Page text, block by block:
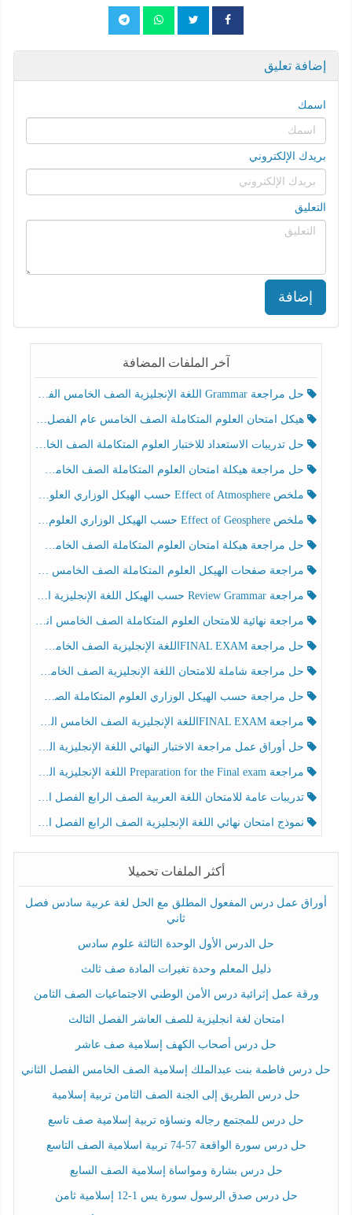
إضافة تعليق
اسمك
بريدك الإلكتروني
التعليق
إضافة
آخر الملفات المضافة
حل مراجعة Grammar اللغة الإنجليزية الصف الخامس الفصل الثالث
هيكل امتحان العلوم المتكاملة الصف الخامس عام الفصل الدراسي الثالث 2025-2026
حل تدريبات الاستعداد للاختبار العلوم المتكاملة الصف الخامس عام الفصل الثالث
حل مراجعة هيكلة امتحان العلوم المتكاملة الصف الخامس انسبير الفصل الثالث
ملخص Effect of Atmosphere حسب الهيكل الوزاري العلوم المتكاملة الصف الخامس انسبير الفصل الثالث
ملخص Effect of Geosphere حسب الهيكل الوزاري العلوم المتكاملة الصف الخامس انسبير الفصل الثالث
حل مراجعة هيكلة امتحان العلوم المتكاملة الصف الخامس عام الفصل الثالث
مراجعة صفحات الهيكل العلوم المتكاملة الصف الخامس انسبير الفصل الثالث
مراجعة Review Grammar حسب الهيكل اللغة الإنجليزية الصف الخامس الفصل الثالث
مراجعة نهائية للامتحان العلوم المتكاملة الصف الخامس انسبير الفصل الثالث
حل مراجعة FINAL EXAMاللغة الإنجليزية الصف الخامس الفصل الثالث
حل مراجعة شاملة للامتحان اللغة الإنجليزية الصف الخامس الفصل الثالث
حل مراجعة حسب الهيكل الوزاري العلوم المتكاملة الصف الخامس عام الفصل الثالث
مراجعة FINAL EXAMاللغة الإنجليزية الصف الخامس الفصل الثالث
حل أوراق عمل مراجعة الاختبار النهائي اللغة الإنجليزية الصف الرابع الفصل الثالث
مراجعة Preparation for the Final exam اللغة الإنجليزية الصف الرابع الفصل الثالث
تدريبات عامة للامتحان اللغة العربية الصف الرابع الفصل الثالث
نموذج امتحان نهائي اللغة الإنجليزية الصف الرابع الفصل الثالث
أكثر الملفات تحميلا
أوراق عمل درس المفعول المطلق مع الحل لغة عربية سادس فصل
ثاني
حل الدرس الأول الوحدة الثالثة علوم سادس
دليل المعلم وحدة تغيرات المادة صف ثالث
ورقة عمل إثرائية درس الأمن الوطني الاجتماعيات الصف الثامن
امتحان لغة انجليزية للصف العاشر الفصل الثالث
حل درس أصحاب الكهف إسلامية صف عاشر
حل درس فاطمة بنت عبدالملك إسلامية الصف الخامس الفصل الثاني
حل درس الطريق إلى الجنة الصف الثامن تربية إسلامية
حل درس للمجتمع رجاله ونساؤه تربية إسلامية صف تاسع
حل درس سورة الواقعة 57-74 تربية اسلامية الصف التاسع
حل درس بشارة ومواساة إسلامية الصف السابع
حل درس صدق الرسول سورة يس 1-12 إسلامية ثامن